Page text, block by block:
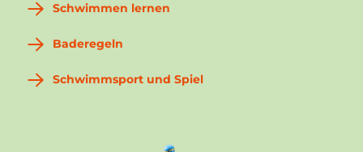
Schwimmen lernen
Baderegeln
Schwimmsport und Spiel